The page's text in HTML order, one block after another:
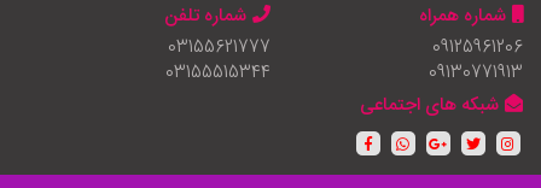
شماره همراه
09125961206
09130771913
شماره تلفن
03155621777
03155515344
شبکه های اجتماعی